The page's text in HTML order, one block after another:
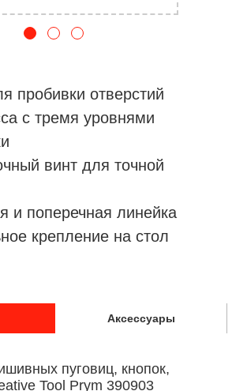
пробивки отверстий
с тремя уровнями
винт для точной
и поперечная линейка
крепление на стол
Аксессуары
пуговиц, кнопок,
Tool Prym 390903